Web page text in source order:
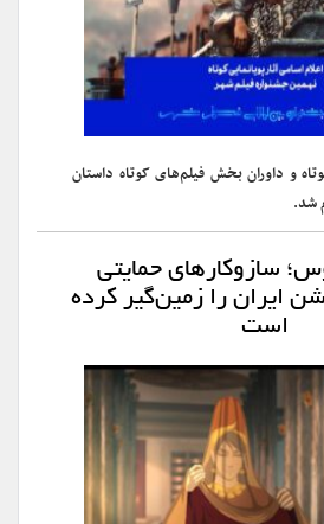
کوتاه و داوران بخش فیلم‌های کوتاه داستان
شد.
سازوکارهای حمایتی
ایران را زمین‌گیر کرده
است